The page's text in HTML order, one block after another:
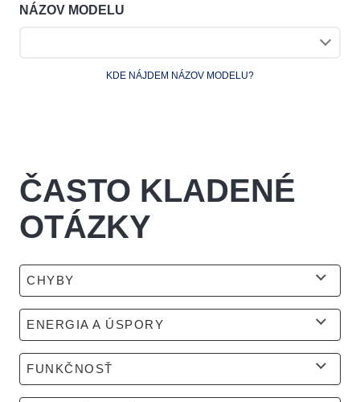
NÁZOV MODELU
KDE NÁJDEM NÁZOV MODELU?
ČASTO KLADENÉ
OTÁZKY
CHYBY
ENERGIA A ÚSPORY
FUNKČNOSŤ